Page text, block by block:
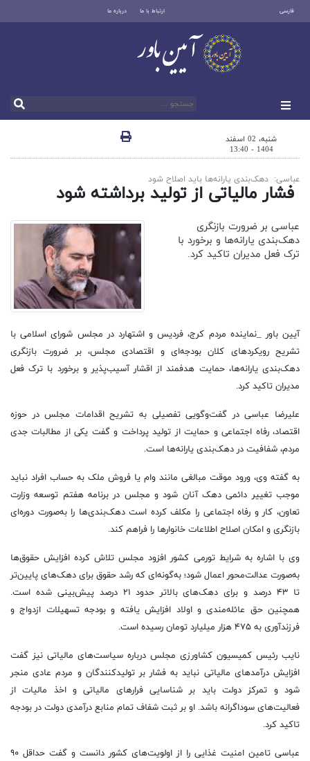
فارسی ارتباط با ما درباره ما
شنبه، 02 اسفند
1404 - 13:40
عباسی: دهک‌بندی یارانه‌ها باید اصلاح شود
فشار مالیاتی از تولید برداشته شود
عباسی بر ضرورت بازنگری
دهک‌بندی یارانه‌ها و برخورد با
ترک فعل مدیران تاکید کرد.
آیین باور _نماینده مردم کرج، فردیس و اشتهارد در مجلس شورای اسلامی با
تشریح رویکردهای کلان بودجه‌ای و اقتصادی مجلس، بر ضرورت بازنگری
دهک‌بندی یارانه‌ها، حمایت هدفمند از اقشار آسیب‌پذیر و برخورد با ترک فعل
مدیران تاکید کرد.
علیرضا عباسی در گفت‌وگویی تفصیلی به تشریح اقدامات مجلس در حوزه
اقتصاد، رفاه اجتماعی و حمایت از تولید پرداخت و گفت یکی از مطالبات جدی
مردم، شفافیت در دهک‌بندی یارانه‌ها است.
به گفته وی، ورود موقت مبالغی مانند وام یا فروش ملک به حساب افراد نباید
موجب تغییر دائمی دهک آنان شود و مجلس در برنامه هفتم توسعه وزارت
تعاون، کار و رفاه اجتماعی را مکلف کرده است دهک‌بندی‌ها را به‌صورت دوره‌ای
بازنگری و امکان اصلاح اطلاعات خانوارها را فراهم کند.
وی با اشاره به شرایط تورمی کشور افزود مجلس تلاش کرده افزایش حقوق‌ها
به‌صورت عدالت‌محور اعمال شود؛ به‌گونه‌ای که رشد حقوق برای دهک‌های پایین‌تر
تا ۴۳ درصد و برای دهک‌های بالاتر حدود ۲۱ درصد پیش‌بینی شده است.
همچنین حق عائله‌مندی و اولاد افزایش یافته و بودجه تسهیلات ازدواج و
فرزندآوری به ۴۷۵ هزار میلیارد تومان رسیده است.
نایب رئیس کمیسیون کشاورزی مجلس درباره سیاست‌های مالیاتی نیز گفت
افزایش درآمدهای مالیاتی نباید به فشار بر تولیدکنندگان و مردم عادی منجر
شود و تمرکز دولت باید بر شناسایی فرارهای مالیاتی و اخذ مالیات از
فعالیت‌های سوداگرانه باشد. او بر ثبت شفاف تمام منابع درآمدی دولت در بودجه
تاکید کرد.
عباسی تامین امنیت غذایی را از اولویت‌های کشور دانست و گفت حداقل ۹۰